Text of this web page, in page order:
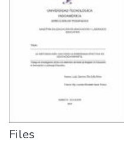
Files